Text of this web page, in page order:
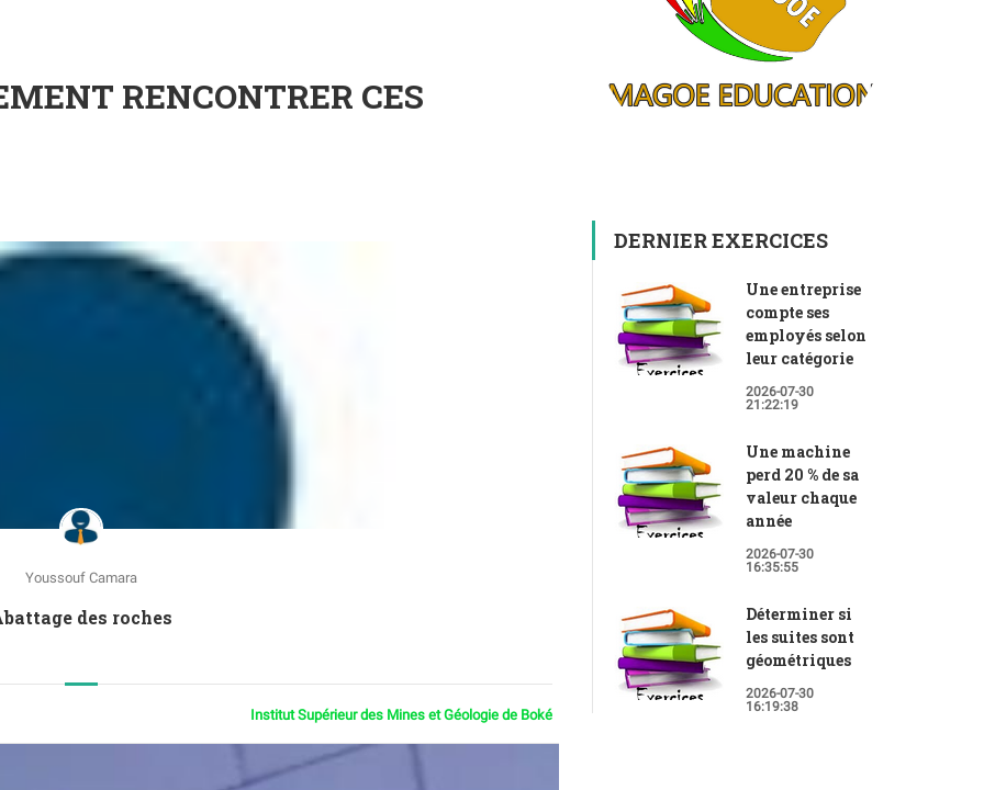
RENCONTRER CES
Youssouf Camara
des roches
Institut Supérieur des Mines et Géologie de Boké
DERNIER EXERCICES
Une entreprise
compte ses
employés selon
leur catégorie
2026-07-30
21:22:19
Une machine
perd 20 % de sa
valeur chaque
année
2026-07-30
16:35:55
Déterminer si
les suites sont
géométriques
2026-07-30
16:19:38